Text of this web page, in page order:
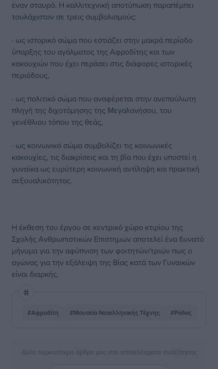
έναν σταυρό. Η καλλιτεχνική αποτύπωση παραπέμπει
τουλάχιστον σε τρεις συμβολισμούς:
· ως ιστορικό σώμα που εστιάζει στην μακρά περίοδο
ύπαρξης του αγάλματος της Αφροδίτης και των
κακουχιών που έχει περάσει στις διάφορες ιστορικές
περιόδους,
· ως πολιτικό σώμα που αναφέρεται στην ανεπούλωτη
πληγή της διχοτόμησης της Μεγαλονήσου, του
γενέθλιου τόπου της θεάς,
· ως κοινωνικό σώμα συμβολίζει τις κοινωνικές
κακουχίες, τις διακρίσεις και τη βία που έχει υποστεί η
γυναίκα ως ευρύτερη κοινωνική αντίληψη και πρακτική
σεξουαλικότητας.
Η έκθεση του έργου σε κεντρικό χώρο κτιρίου της
Σχολής Ανθρωπιστικών Επιστημών αποτελεί ένα δυνατό
μήνυμα για την αφύπνιση των φοιτητών/τριών πως ο
αγώνας για την εξάλειψη της Βίας κατά των Γυναικών
είναι διαρκής.
#Αφροδίτη #Μουσείο Νεοελληνικής Τέχνης #Ρόδος
Δείτε περισσότερα άρθρα μας στα αποτελέσματα αναζήτησης